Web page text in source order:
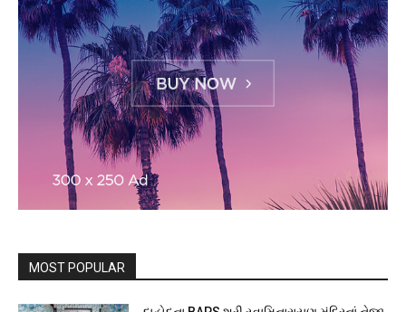
MOST POPULAR